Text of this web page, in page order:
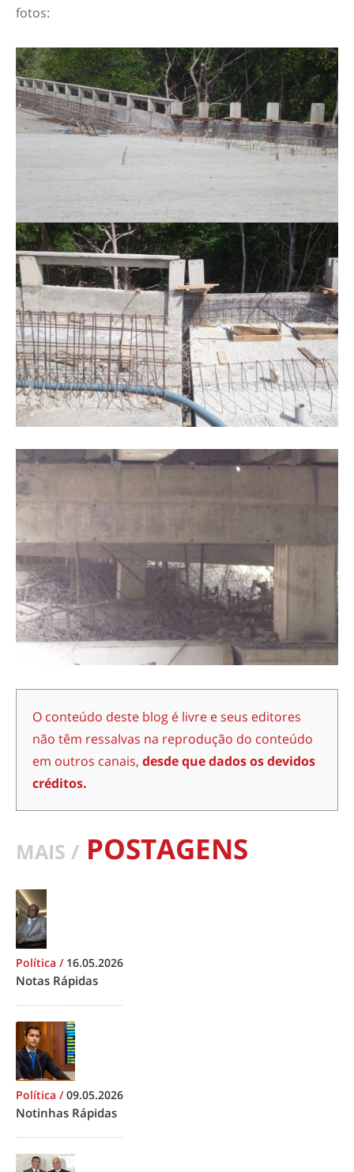
fotos:
O conteúdo deste blog é livre e seus editores
não têm ressalvas na reprodução do conteúdo
em outros canais, desde que dados os devidos
créditos.
MAIS / POSTAGENS
Política / 16.05.2026
Notas Rápidas
Política /09.05.2026
Notinhas Rápidas